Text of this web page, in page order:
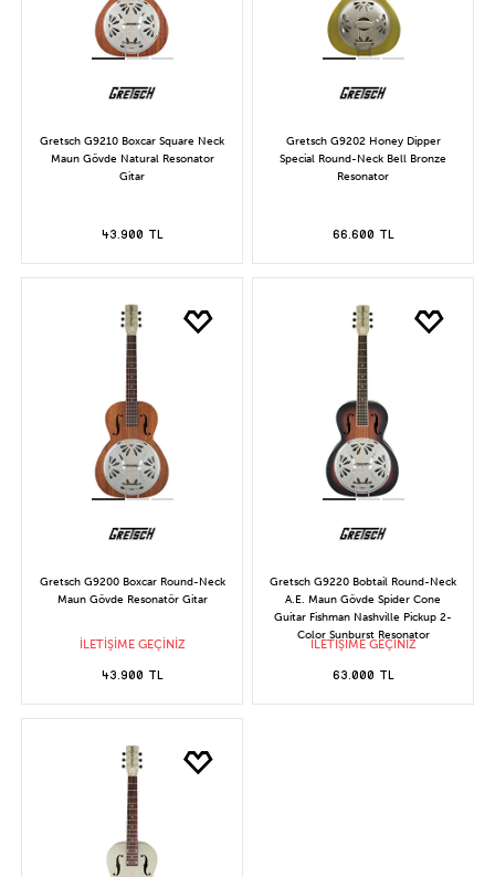
Gretsch G9210 Boxcar Square Neck
Maun Gövde Natural Resonator
Gitar
43.900 TL
Gretsch G9202 Honey Dipper
Special Round-Neck Bell Bronze
Resonator
66.600 TL
Gretsch G9200 Boxcar Round-Neck
Maun Gövde Resonatör Gitar
İLETİŞİME GEÇİNİZ
43.900 TL
Gretsch G9220 Bobtail Round-Neck
A.E. Maun Gövde Spider Cone
Guitar Fishman Nashville Pickup 2-
Color Sunburst Resonator
İLETİŞİME GEÇİNİZ
63.000 TL